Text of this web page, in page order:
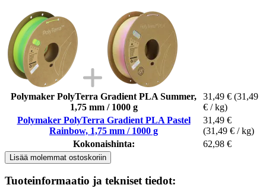
Polymaker PolyTerra Gradient PLA Summer,
1,75 mm / 1000 g
31,49 € (31,49
€ / kg)
Polymaker PolyTerra Gradient PLA Pastel
Rainbow, 1,75 mm / 1000 g
31,49 €
(31,49 € / kg)
Kokonaishinta:
62,98 €
Lisää molemmat ostoskoriin
Tuoteinformaatio ja tekniset tiedot: